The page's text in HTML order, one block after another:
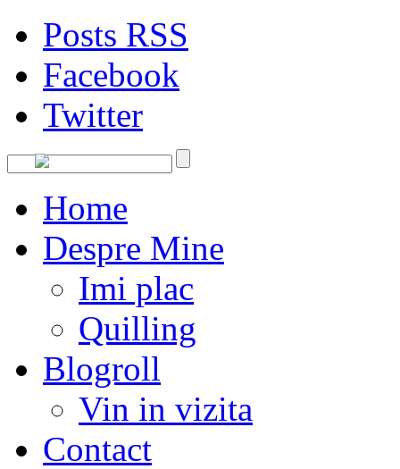
Posts RSS
Facebook
Twitter
Home
Despre Mine
Imi plac
Quilling
Blogroll
Vin in vizita
Contact